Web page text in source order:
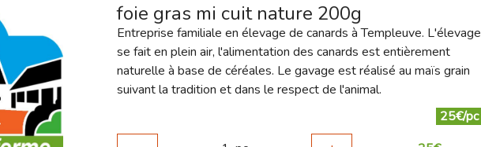
foie gras mi cuit nature 200g
Entreprise familiale en élevage de canards à Templeuve. L'élevage
se fait en plein air, l'alimentation des canards est entièrement
naturelle à base de céréales. Le gavage est réalisé au maïs grain
suivant la tradition et dans le respect de l'animal.
25€/pc